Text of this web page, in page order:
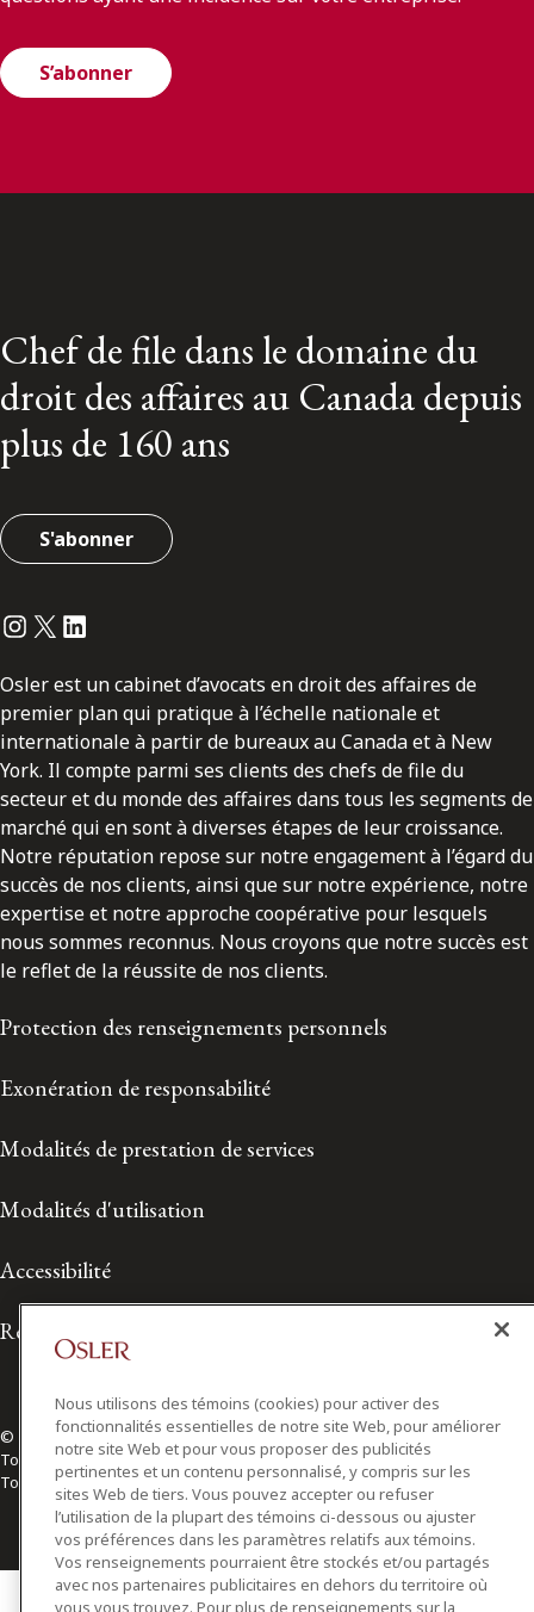
S’abonner
Chef de file dans le domaine du
droit des affaires au Canada depuis
plus de 160 ans
S'abonner
Instagram
Twitter
LinkedIn
Osler est un cabinet d’avocats en droit des affaires de
premier plan qui pratique à l’échelle nationale et
internationale à partir de bureaux au Canada et à New
York. Il compte parmi ses clients des chefs de file du
secteur et du monde des affaires dans tous les segments de
marché qui en sont à diverses étapes de leur croissance.
Notre réputation repose sur notre engagement à l’égard du
succès de nos clients, ainsi que sur notre expérience, notre
expertise et notre approche coopérative pour lesquels
nous sommes reconnus. Nous croyons que notre succès est
le reflet de la réussite de nos clients.
Protection des renseignements personnels
Exonération de responsabilité
Modalités de prestation de services
Modalités d'utilisation
Accessibilité
Relations avec les médias
© 2026 Osler, Hoskin & Harcourt S.E.N.C.R.L./s.r.l.
Tous droits réservés
Toronto | Montréal | Calgary | Vancouver | Ottawa | New York
Nous utilisons des témoins (cookies) pour activer des
fonctionnalités essentielles de notre site Web, pour améliorer
notre site Web et pour vous proposer des publicités
pertinentes et un contenu personnalisé, y compris sur les
sites Web de tiers. Vous pouvez accepter ou refuser
l’utilisation de la plupart des témoins ci-dessous ou ajuster
vos préférences dans les paramètres relatifs aux témoins.
Vos renseignements pourraient être stockés et/ou partagés
avec nos partenaires publicitaires en dehors du territoire où
vous vous trouvez. Pour plus de renseignements sur la